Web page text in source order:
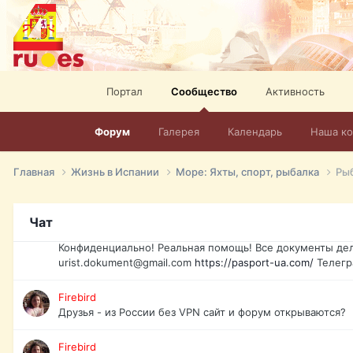
Портал Сообщество
Форум Галерея Календарь Наша
Активность
Главная Жизнь в Испании Море: Яхты, спорт, рыбалка
Чат
elevision-in-spain.html Тел: +972-526-384-339
David16
Книги
David16
Подскажите пожалуйста, как удалить свой аккаунт из
Если Вы попали в трудную ситуацию и возникла
Конфиденциально! Реальная помощь! Все документы
urist.dokument@gmail.com https://pasport-ua.com/
Firebird
Друзья - из России без VPN сайт и форум открываются?
Firebird